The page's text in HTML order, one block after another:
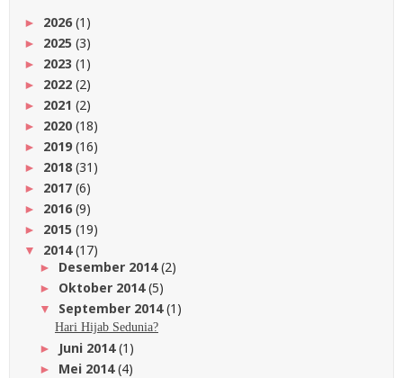
► 2026(1)
► 2025 (3)
► 2023 (1)
► 2022 (2)
► 2021 (2)
► 2020 (18)
► 2019(16)
► 2018 (31)
► 2017 (6)
► 2016(9)
► 2015 (19)
▼ 2014(17)
► Desember 2014(2)
► Oktober 2014(5)
▼ September 2014(1)
Hari Hijab Sedunia?
► Juni 2014(1)
► Mei 2014(4)